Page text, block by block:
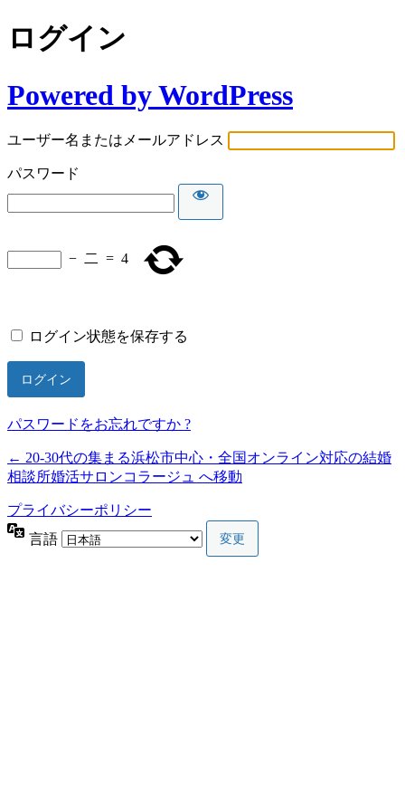
ログイン
Powered by WordPress
ユーザー名またはメールアドレス
パスワード
− 二 = 4
ログイン状態を保存する
パスワードをお忘れですか ?
← 20-30代の集まる浜松市中心・全国オンライン対応の結婚
相談所婚活サロンコラージュ へ移動
プライバシーポリシー
言語